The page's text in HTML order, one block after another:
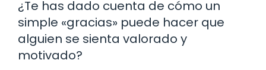
¿Te has dado cuenta de cómo un
simple «gracias» puede hacer que
alguien se sienta valorado y
motivado?